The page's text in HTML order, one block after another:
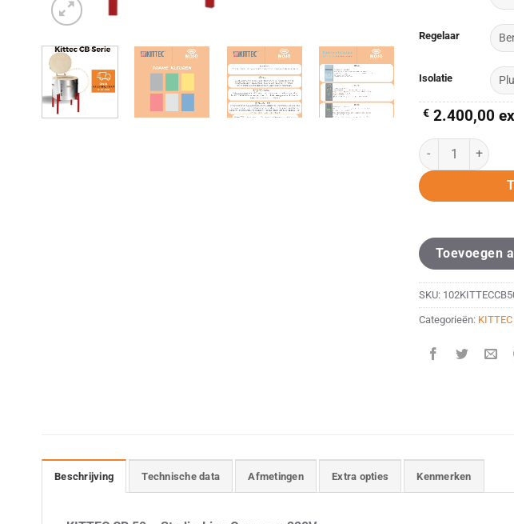
Regelaar
Isolatie
€ 2.400,00
KITTEC CB 50 /
Toevoegen
SKU:
Categorieën:
Beschrijving Technische data Afmetingen Extra opties Kenmerken